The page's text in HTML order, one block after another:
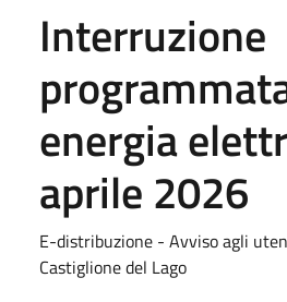
Interruzione
energia
aprile 2026
E-distribuzione - Avviso agli
Castiglione del Lago